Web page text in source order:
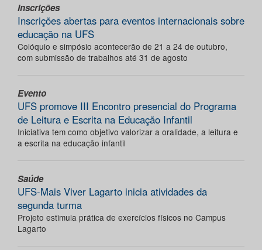
Inscrições
Inscrições abertas para eventos internacionais sobre
educação na UFS
Colóquio e simpósio acontecerão de 21 a 24 de outubro,
com submissão de trabalhos até 31 de agosto
Evento
UFS promove III Encontro presencial do Programa
de Leitura e Escrita na Educação Infantil
Iniciativa tem como objetivo valorizar a oralidade, a leitura e
a escrita na educação infantil
Saúde
UFS-Mais Viver Lagarto inicia atividades da
segunda turma
Projeto estimula prática de exercícios físicos no Campus
Lagarto